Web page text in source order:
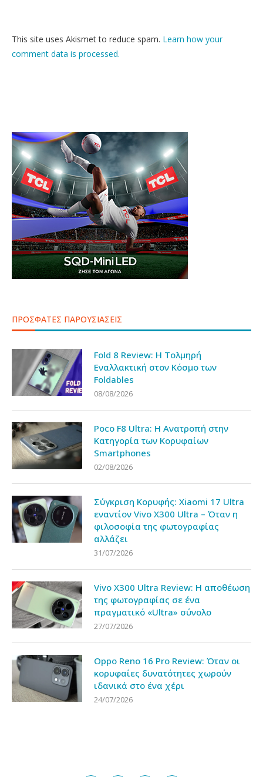
This site uses Akismet to reduce spam. Learn how your
comment data is processed.
ΠΡΟΣΦΑΤΕΣ ΠΑΡΟΥΣΙΑΣΕΙΣ
Fold 8 Review: Η Τολμηρή
Εναλλακτική στον Κόσμο των
Foldables
08/08/2026
Poco F8 Ultra: Η Ανατροπή στην
Κατηγορία των Κορυφαίων
Smartphones
02/08/2026
Σύγκριση Κορυφής: Xiaomi 17 Ultra
εναντίον Vivo X300 Ultra – Όταν η
φιλοσοφία της φωτογραφίας
αλλάζει
31/07/2026
Vivo X300 Ultra Review: Η αποθέωση
της φωτογραφίας σε ένα
πραγματικό «Ultra» σύνολο
27/07/2026
Oppo Reno 16 Pro Review: Όταν οι
κορυφαίες δυνατότητες χωρούν
ιδανικά στο ένα χέρι
24/07/2026